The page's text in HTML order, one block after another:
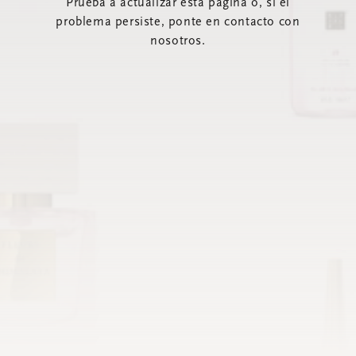
Prueba a actualizar esta página o, si el
problema persiste, ponte en contacto con
nosotros.